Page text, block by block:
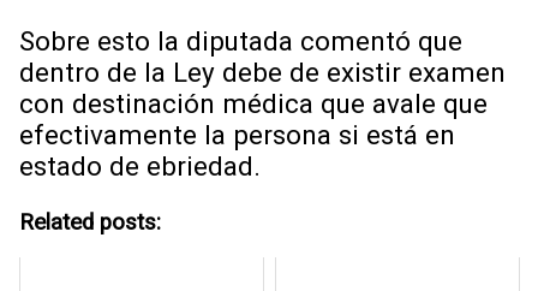
Sobre esto la diputada comentó que
dentro de la Ley debe de existir examen
con destinación médica que avale que
efectivamente la persona si está en
estado de ebriedad.
Related posts: